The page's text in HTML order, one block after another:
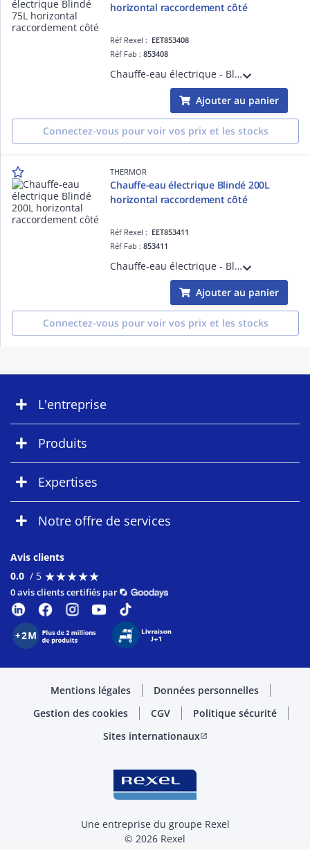
horizontal raccordement côté
Réf Rexel : EET853408
Réf Fab :853408
Chauffe-eau électrique - Blindé 75L horizontal raccordement côté monophasé - livré avec 1 raccord diélectrique 3/4'
Ajouter au panier
Connectez-vous pour voir vos prix et les stocks
THERMOR
Chauffe-eau électrique Blindé 200L
horizontal raccordement côté
Réf Rexel : EET853411
Réf Fab :853411
Chauffe-eau électrique - Blindé 200L horizontal raccordement côté monophasé - livré avec 1 raccord diélectrique 3/4'
Ajouter au panier
Connectez-vous pour voir vos prix et les stocks
L'entreprise
Produits
Expertises
Notre offre de services
Avis clients
0.0 / 5 ★★★★★
★★★★★
0 avis clients certifiés par
Mentions légales
Données personnelles
Gestion des cookies
CGV
Politique sécurité
Sites internationauxopen_in_new
Une entreprise du groupe Rexel
© 2026 Rexel